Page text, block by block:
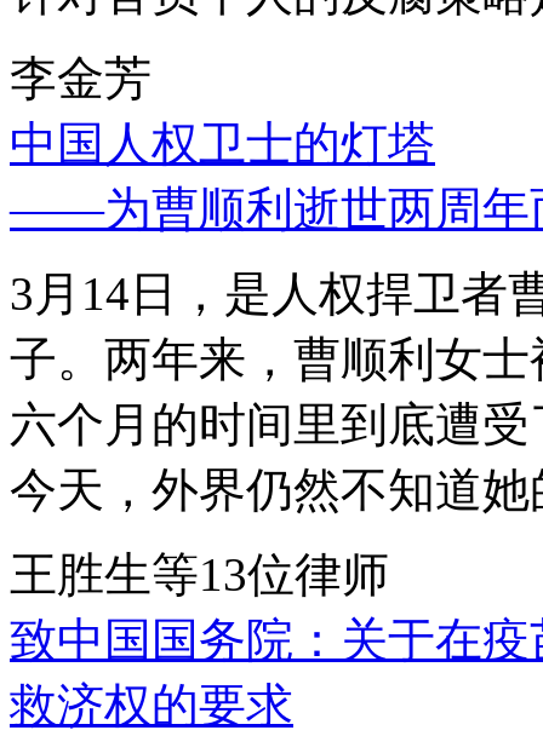
李金芳
中国人权卫士的灯塔
——为曹顺利逝世两周年
3月14日，是人权捍卫者
子。两年来，曹顺利女
六个月的时间里到底遭
今天，外界仍然不知道
王胜生等13位律师
致中国国务院：关于在
救济权的要求